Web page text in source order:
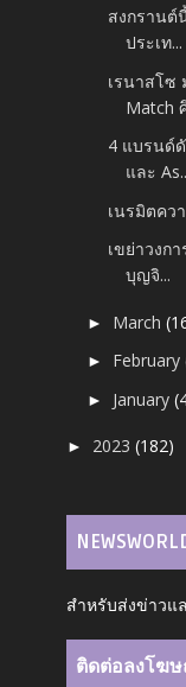
สงกรานต์
ประเท...
เรนาสโซ
Match
4 แบรนด์
และ
เนรมิตคว
เขย่าวงก
บุญจิ...
► March
► February
► January
► 2023(182)
สำหรับส่งข่าวแ
ติดต่อลงโฆ